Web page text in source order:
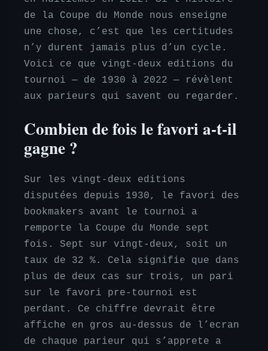
de la Coupe du Monde nous enseigne
une chose, c’est que les certitudes
n’y durent jamais plus d’un cycle.
Voici ce que vingt-deux editions du
tournoi — de 1930 à 2022 — révèlent
aux parieurs qui savent ou regarder.
Combien de fois le favori a-t-il
gagne ?
Sur les vingt-deux editions
disputées depuis 1930, le favori des
bookmakers avant le tournoi a
remporte la Coupe du Monde sept
fois. Sept sur vingt-deux, soit un
taux de 32 %. Cela signifie que dans
plus de deux cas sur trois, un pari
sur le favori pre-tournoi est
perdant. Ce chiffre devrait être
affiche en gros au-dessus de l’ecran
de chaque parieur qui s’apprete a